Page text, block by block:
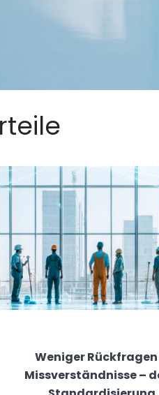
Weniger
Missverständnisse –